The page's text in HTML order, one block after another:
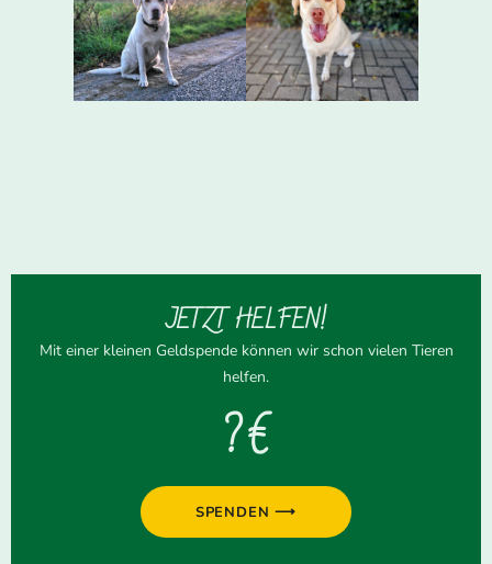
JETZT HELFEN!
Mit einer kleinen Geldspende können wir schon vielen Tieren
helfen.
? €
SPENDEN ⟶